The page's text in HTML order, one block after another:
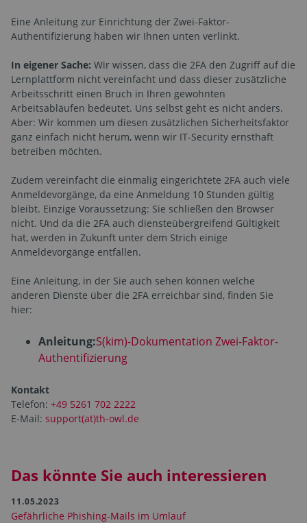
Eine Anleitung zur Einrichtung der Zwei-Faktor-
Authentifizierung haben wir Ihnen unten verlinkt.
In eigener Sache: Wir wissen, dass die 2FA den Zugriff auf die
Lernplattform nicht vereinfacht und dass dieser zusätzliche
Arbeitsschritt einen Bruch in Ihren gewohnten
Arbeitsabläufen bedeutet. Uns selbst geht es nicht anders.
Aber: Wir kommen um diesen zusätzlichen Sicherheitsfaktor
ganz einfach nicht herum, wenn wir IT-Security ernsthaft
betreiben möchten.
Zudem vereinfacht die einmalig eingerichtete 2FA auch viele
Anmeldevorgänge, da eine Anmeldung 10 Stunden gültig
bleibt. Einzige Voraussetzung: Sie schließen den Browser
nicht. Und da die 2FA auch diensteübergreifend Gültigkeit
hat, werden in Zukunft unter dem Strich einige
Anmeldevorgänge entfallen.
Eine Anleitung, in der Sie auch sehen können welche
anderen Dienste über die 2FA erreichbar sind, finden Sie
hier:
Anleitung:S(kim)-Dokumentation Zwei-Faktor-
Authentifizierung
Kontakt
Telefon: +49 5261 702 2222
E-Mail: support(at)th-owl.de
Das könnte Sie auch interessieren
11.05.2023
Gefährliche Phishing-Mails im Umlauf